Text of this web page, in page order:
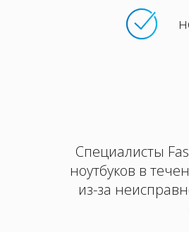
Специалисты
ноутбуков в
из-за